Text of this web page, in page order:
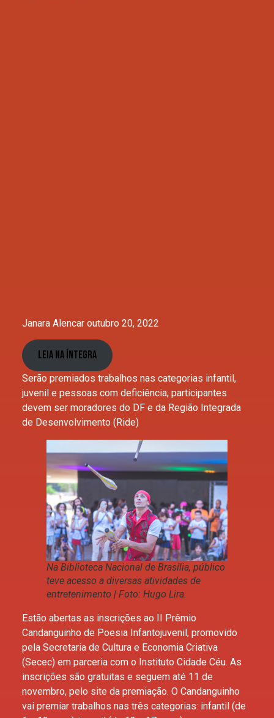
Janara Alencar outubro 20, 2022
Leia na íntegra
Serão premiados trabalhos nas categorias infantil,
juvenil e pessoas com deficiência; participantes
devem ser moradores do DF e da Região Integrada
de Desenvolvimento (Ride)
Na Biblioteca Nacional de Brasília, público
teve acesso a diversas atividades de
entretenimento | Foto: Hugo Lira.
Estão abertas as inscrições ao II Prêmio
Candanguinho de Poesia Infantojuvenil, promovido
pela Secretaria de Cultura e Economia Criativa
(Secec) em parceria com o Instituto Cidade Céu. As
inscrições são gratuitas e seguem até 11 de
novembro, pelo site da premiação. O Candanguinho
vai premiar trabalhos nas três categorias: infantil (de